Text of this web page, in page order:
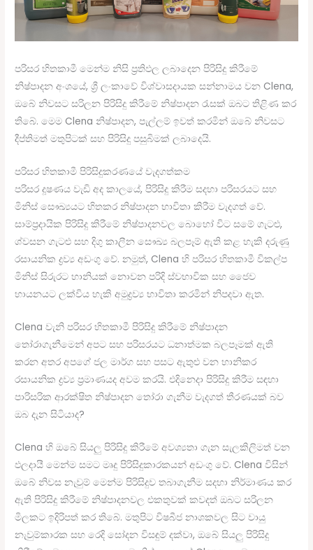
පරිසර හිතකාමී මෙන්ම නිසි ප්‍රතිඵල ලබාදෙන පිරිසිදු කිරීමේ
නිෂ්පාදන අංශයේ, ශ්‍රී ලංකාවේ විශ්වාසදායක සන්නාමය වන Clena,
ඔබේ නිවසට සරිලන පිරිසිදු කිරීමේ නිෂ්පාදන රැසක් ඔබට තිළිණ කර
තිබේ. මෙම Clena නිෂ්පාදන, පැල්ලම් ඉවත් කරමින් ඔබේ නිවසට
දීප්තිමත් මතුපිටක් සහ පිරිසිදු පසුබිමක් ලබාදෙයි.
පරිසර හිතකාමී පිරිසිදුකරණයේ වැදගත්කම
පරිසර දූෂණය වැඩි අද කාලයේ, පිරිසිදු කිරීම සදහා පරිසරයට සහ
මිනිස් සෞඛ්‍යයට හිතකර නිෂ්පාදන භාවිතා කිරීම වැදගත් වේ.
සාම්ප්‍රදායික පිරිසිදු කිරීමේ නිෂ්පාදනවල බොහෝ විට සමේ ගැටළු,
ශ්වසන ගැටළු සහ දිගු කාලීන සෞඛ්‍ය බලපෑම් ඇති කළ හැකි දරුණු
රසායනික ද්‍රව්‍ය අඩංගු වේ. නමුත්, Clena හි පරිසර හිතකාමී විකල්ප
මිනිස් සිරුරට හානියක් නොවන පරිදි ස්වභාවික සහ ජෛව
හායනයට ලක්විය හැකි අමුද්‍රව්‍ය භාවිතා කරමින් නිපදවා ඇත.
Clena වැනි පරිසර හිතකාමී පිරිසිදු කිරීමේ නිෂ්පාදන
තෝරාගැනීමෙන් අපට සහ පරිසරයට ධනාත්මක බලපෑමක් ඇති
කරන අතර අපගේ ජල මාර්ග සහ පසට ඇතුළු වන හානිකර
රසායනික ද්‍රව්‍ය ප්‍රමාණයද අවම කරයි. එදිනෙදා පිරිසිදු කිරීම සඳහා
පාරිසරික ආරක්ෂිත නිෂ්පාදන තෝරා ගැනීම වැදගත් තීරණයක් බව
ඔබ දැන සිටියාද?
Clena හි ඔබේ සියලු පිරිසිදු කිරීමේ අවශ්‍යතා ගැන සැලකිලිමත් වන
ඵලදායී මෙන්ම සමට මෘදු පිරිසිදුකාරකයන් අඩංගු වේ. Clena විසින්
ඔබේ නිවස නැවුම් මෙන්ම පිරිසිදුව තබාගැනීම සදහා නිර්මාණය කර
ඇති පිරිසිදු කිරීමේ නිෂ්පාදනවල එකතුවක් කවදත් ඔබට සරිලන
මිලකට ඉදිරිපත් කර තිබේ. මතුපිට විෂබීජ නාශකවල සිට වායු
නැවුම්කාරක සහ රෙදි සෝදන විසඳුම් දක්වා, ඔබේ සියලු පිරිසිදු